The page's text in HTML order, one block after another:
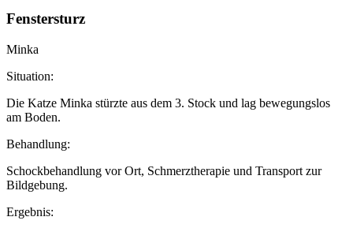
Fenstersturz
Minka
Situation:
Die Katze Minka stürzte aus dem 3. Stock und lag bewegungslos
am Boden.
Behandlung:
Schockbehandlung vor Ort, Schmerztherapie und Transport zur
Bildgebung.
Ergebnis: